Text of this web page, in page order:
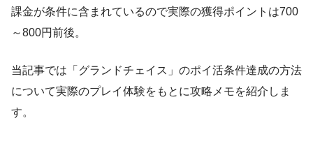
課金が条件に含まれているので実際の獲得ポイントは700
～800円前後。
当記事では「グランドチェイス」のポイ活条件達成の方法
について実際のプレイ体験をもとに攻略メモを紹介しま
す。